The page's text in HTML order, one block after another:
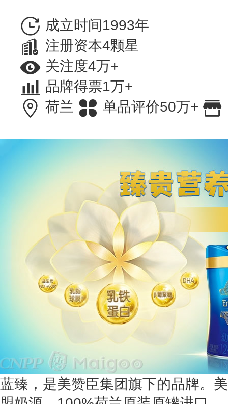
成立时间1993年
注册资本4颗星
关注度4万+
品牌得票1万+
荷兰
单品评价50万+
蓝臻，是美赞臣集团旗下的品牌。